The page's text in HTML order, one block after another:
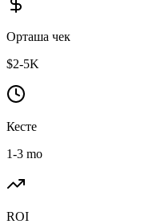
Орташа чек
$2-5K
Кесте
1-3 mo
ROI